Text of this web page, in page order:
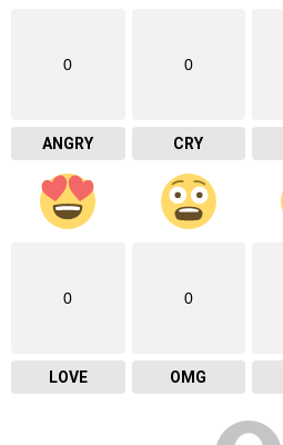
0
ANGRY
0
CRY
0
LOVE
0
OMG